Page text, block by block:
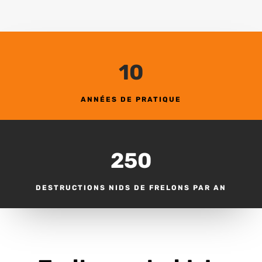
10
ANNÉES DE PRATIQUE
250
DESTRUCTIONS NIDS DE FRELONS PAR AN